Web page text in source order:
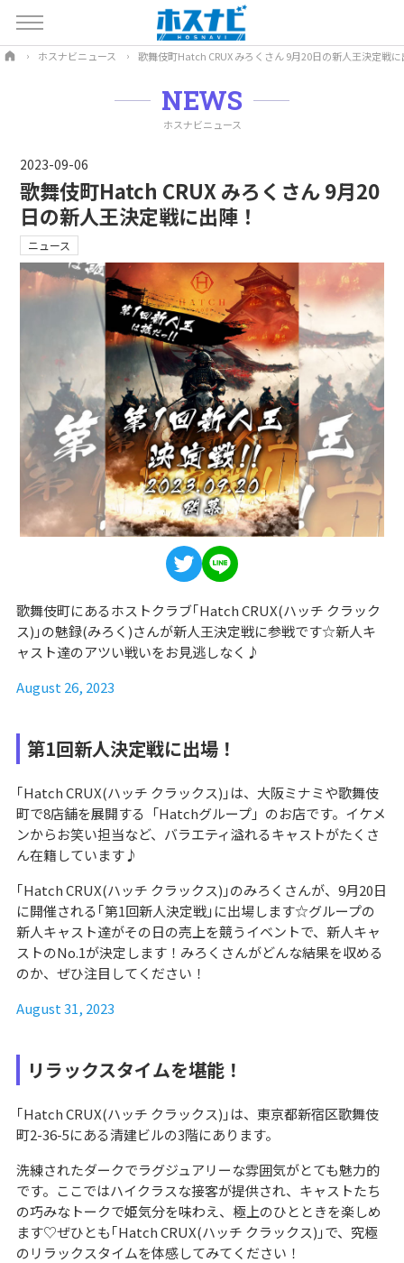
ホスナビニュース 歌舞伎町Hatch CRUX みろくさん 9月20日の新人王決定戦
NEWS
ホスナビニュース
2023-09-06
歌舞伎町Hatch CRUX みろくさん 9月20
日の新人王決定戦に出陣！
ニュース
歌舞伎町にあるホストクラブ｢Hatch CRUX(ハッチ クラック
ス)｣の魅録(みろく)さんが新人王決定戦に参戦です☆新人キ
ャスト達のアツい戦いをお見逃しなく♪
August 26, 2023
第1回新人決定戦に出場！
｢Hatch CRUX(ハッチ クラックス)｣は、大阪ミナミや歌舞伎
町で8店舗を展開する「Hatchグループ」のお店です。イケメ
ンからお笑い担当など、バラエティ溢れるキャストがたくさ
ん在籍しています♪
｢Hatch CRUX(ハッチ クラックス)｣のみろくさんが、9月20日
に開催される｢第1回新人決定戦｣に出場します☆グループの
新人キャスト達がその日の売上を競うイベントで、新人キャ
ストのNo.1が決定します！みろくさんがどんな結果を収める
のか、ぜひ注目してください！
August 31, 2023
リラックスタイムを堪能！
｢Hatch CRUX(ハッチ クラックス)｣は、東京都新宿区歌舞伎
町2-36-5にある清建ビルの3階にあります。
洗練されたダークでラグジュアリーな雰囲気がとても魅力的
です。ここではハイクラスな接客が提供され、キャストたち
の巧みなトークで姫気分を味わえ、極上のひとときを楽しめ
ます♡ぜひとも｢Hatch CRUX(ハッチ クラックス)｣で、究極
のリラックスタイムを体感してみてください！